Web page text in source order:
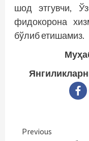
шод этгувчи,
фидокорона
бўлиб етишамиз.
Continue
Previous